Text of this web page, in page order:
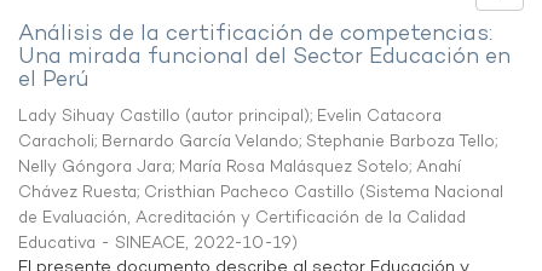
Análisis de la certificación de competencias:
Una mirada funcional del Sector Educación en
el Perú
Lady Sihuay Castillo (autor principal); Evelin Catacora
Caracholi; Bernardo García Velando; Stephanie Barboza Tello;
Nelly Góngora Jara; María Rosa Malásquez Sotelo; Anahí
Chávez Ruesta; Cristhian Pacheco Castillo (Sistema Nacional
de Evaluación, Acreditación y Certificación de la Calidad
Educativa - SINEACE, 2022-10-19)